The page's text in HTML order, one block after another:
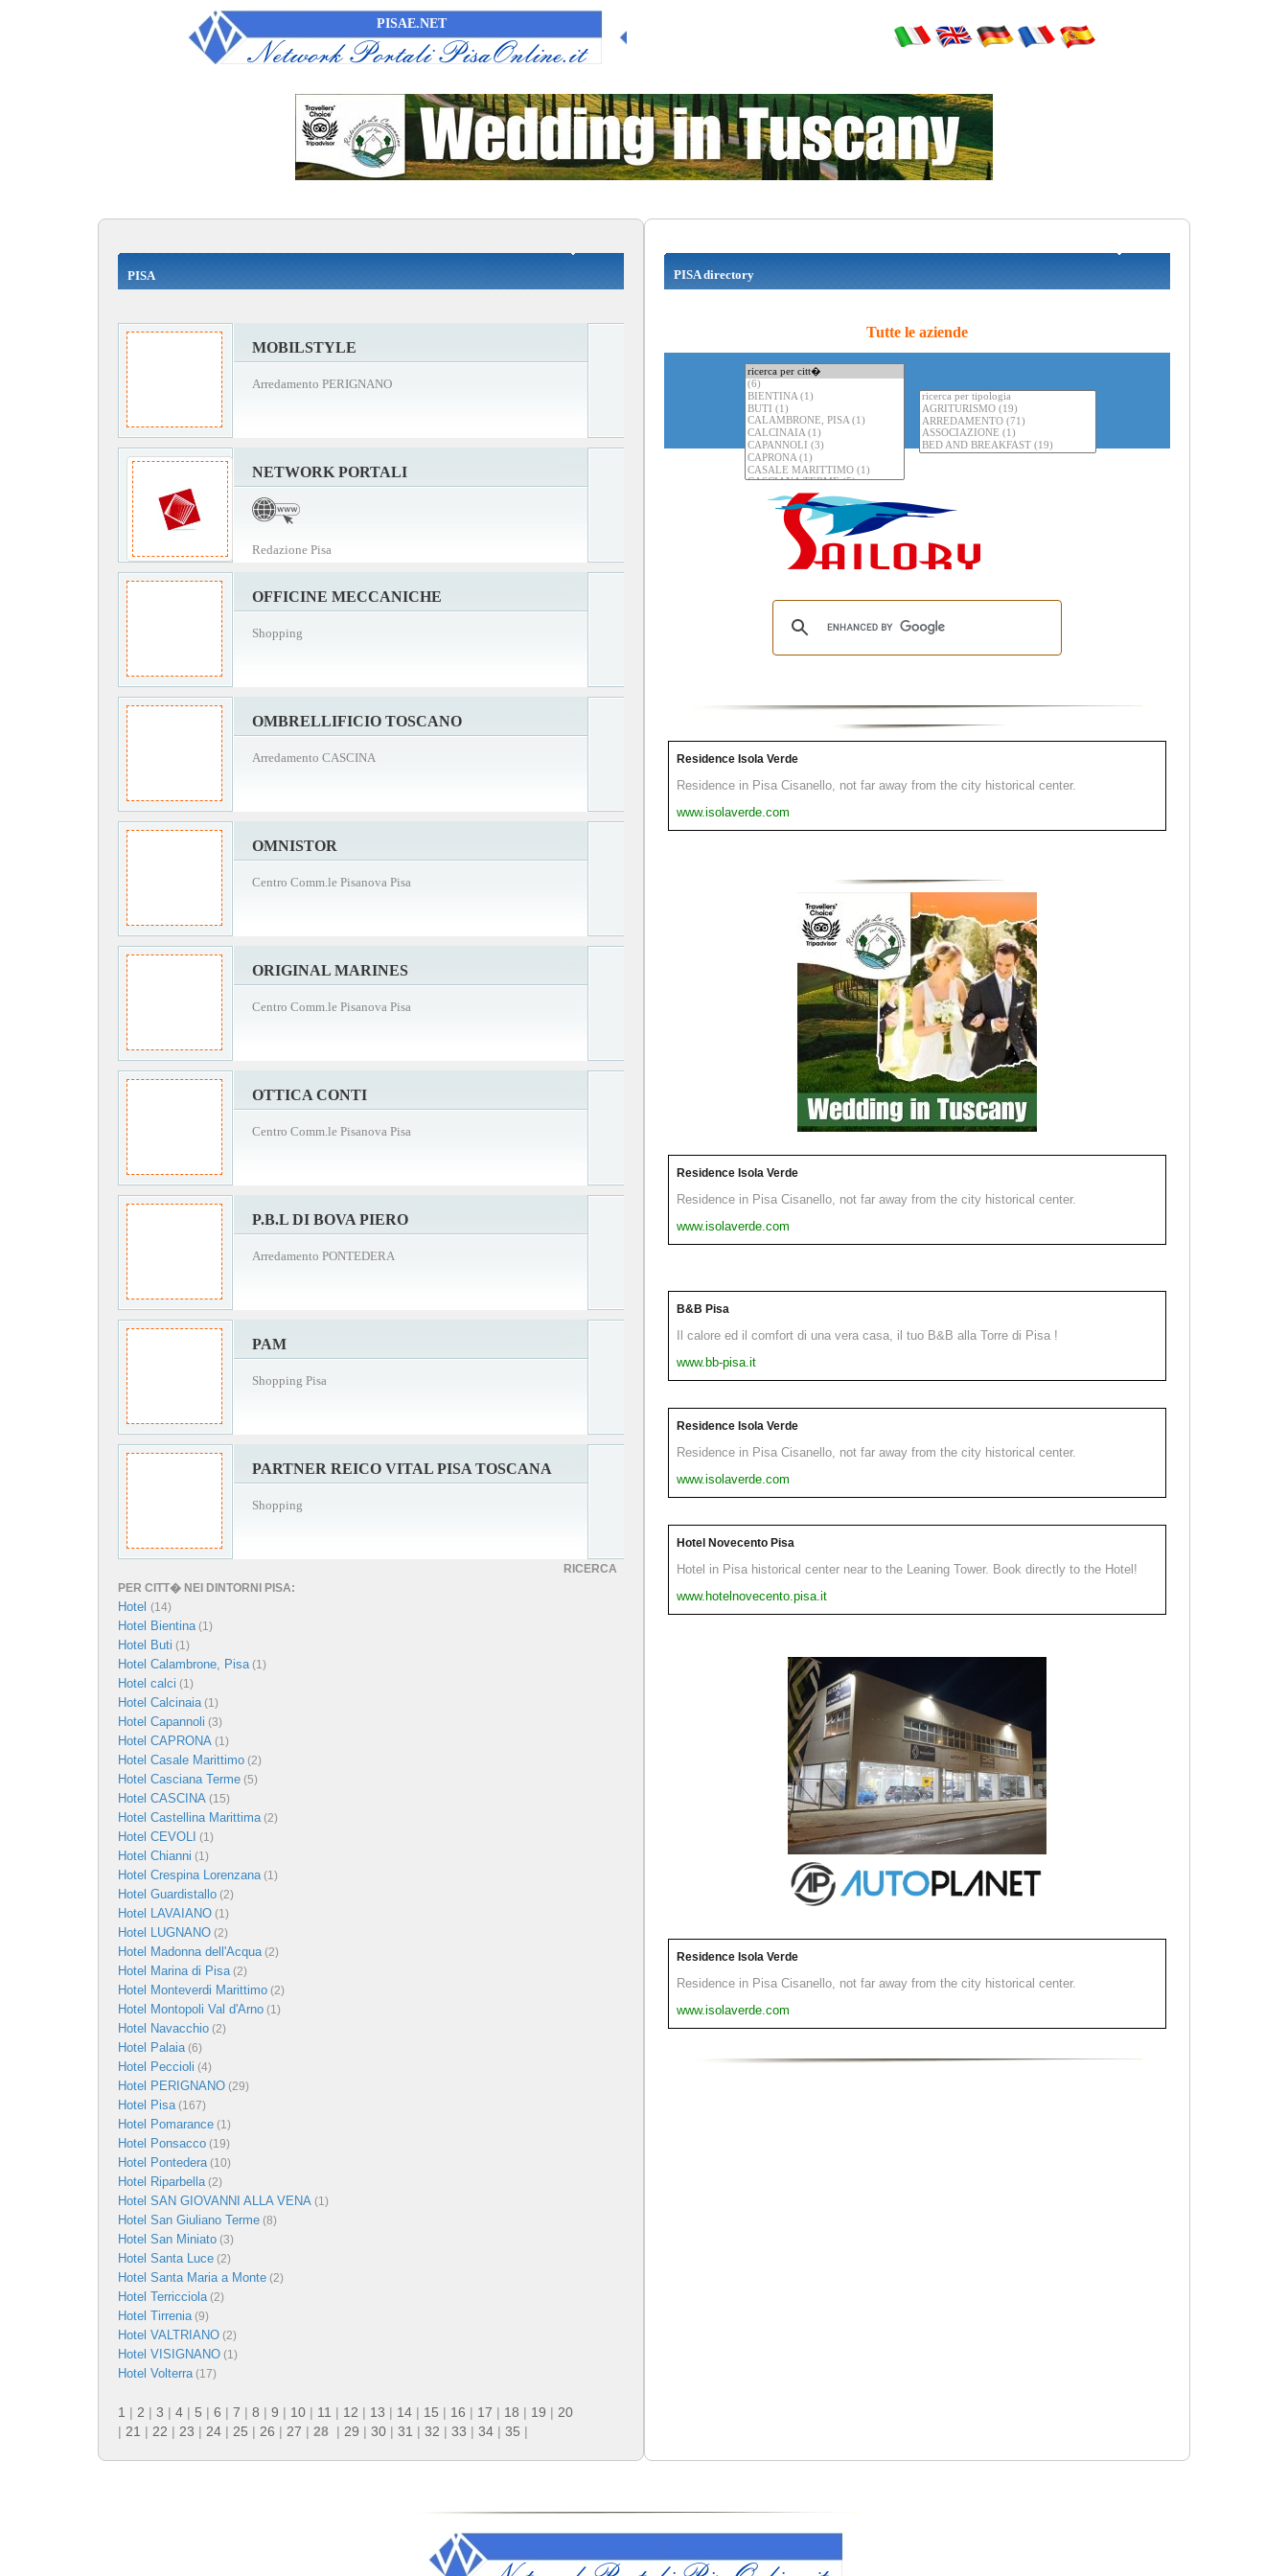
PISAE.NET
PISA
MOBILSTYLE
Arredamento PERIGNANO
NETWORK PORTALI
Redazione Pisa
OFFICINE MECCANICHE
Shopping
OMBRELLIFICIO TOSCANO
Arredamento CASCINA
OMNISTOR
Centro Comm.le Pisanova Pisa
ORIGINAL MARINES
Centro Comm.le Pisanova Pisa
OTTICA CONTI
Centro Comm.le Pisanova Pisa
P.B.L DI BOVA PIERO
Arredamento PONTEDERA
PAM
Shopping Pisa
PARTNER REICO VITAL PISA TOSCANA
Shopping
RICERCA
PER CITT� NEI DINTORNI PISA:
Hotel (14)
Hotel Bientina(1)
Hotel Buti (1)
Hotel Calambrone, Pisa(1)
Hotel calci (1)
Hotel Calcinaia(1)
Hotel Capannoli (3)
Hotel CAPRONA (1)
Hotel Casale Marittimo (2)
Hotel Casciana Terme (5)
Hotel CASCINA (15)
Hotel Castellina Marittima(2)
Hotel CEVOLI (1)
Hotel Chianni (1)
Hotel Crespina Lorenzana(1)
Hotel Guardistallo (2)
Hotel LAVAIANO (1)
Hotel LUGNANO (2)
Hotel Madonna dell'Acqua(2)
Hotel Marina di Pisa(2)
Hotel Monteverdi Marittimo (2)
Hotel Montopoli Val d'Arno (1)
Hotel Navacchio (2)
Hotel Palaia(6)
Hotel Peccioli (4)
Hotel PERIGNANO (29)
Hotel Pisa(167)
Hotel Pomarance (1)
Hotel Ponsacco (19)
Hotel Pontedera(10)
Hotel Riparbella(2)
Hotel SAN GIOVANNI ALLA VENA (1)
Hotel San Giuliano Terme (8)
Hotel San Miniato (3)
Hotel Santa Luce (2)
Hotel Santa Maria a Monte (2)
Hotel Terricciola(2)
Hotel Tirrenia(9)
Hotel VALTRIANO (2)
Hotel VISIGNANO (1)
Hotel Volterra(17)
1 | 2 | 3 | 4 | 5 | 6 | 7 | 8 | 9 | 10 | 11 | 12 | 13 | 14 | 15 | 16 | 17 | 18 | 19 | 20
| 21 | 22 | 23 | 24 | 25 | 26 | 27 | 28 | 29 | 30 | 31 | 32 | 33 | 34 | 35 |
PISA directory
Tutte le aziende
Residence Isola Verde
Residence in Pisa Cisanello, not far away from the city historical center.
www.isolaverde.com
Residence Isola Verde
Residence in Pisa Cisanello, not far away from the city historical center.
www.isolaverde.com
B&B Pisa
Il calore ed il comfort di una vera casa, il tuo B&B alla Torre di Pisa !
www.bb-pisa.it
Residence Isola Verde
Residence in Pisa Cisanello, not far away from the city historical center.
www.isolaverde.com
Hotel Novecento Pisa
Hotel in Pisa historical center near to the Leaning Tower. Book directly to the Hotel!
www.hotelnovecento.pisa.it
Residence Isola Verde
Residence in Pisa Cisanello, not far away from the city historical center.
www.isolaverde.com